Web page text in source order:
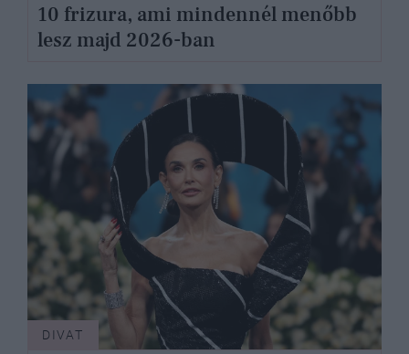
10 frizura, ami mindennél menőbb
lesz majd 2026-ban
DIVAT